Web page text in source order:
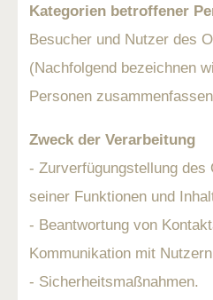
Kategorien betroffener
Besucher und Nutzer des
(Nachfolgend bezeichnen
Personen
Zweck der Verarbeitung
- Zurverfügungstellung des
seiner Funktionen und
- Beantwortung von
Kommunikation mit
- Sicherheitsmaßnahmen.